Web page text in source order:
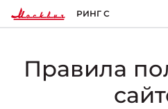
РИНГ С
МОДЕЛЬНЫЙ РЯД
ПОКУПАТЕЛЯМ
ВЛАДЕЛЬЦАМ
О КОМПАНИИ
Правила